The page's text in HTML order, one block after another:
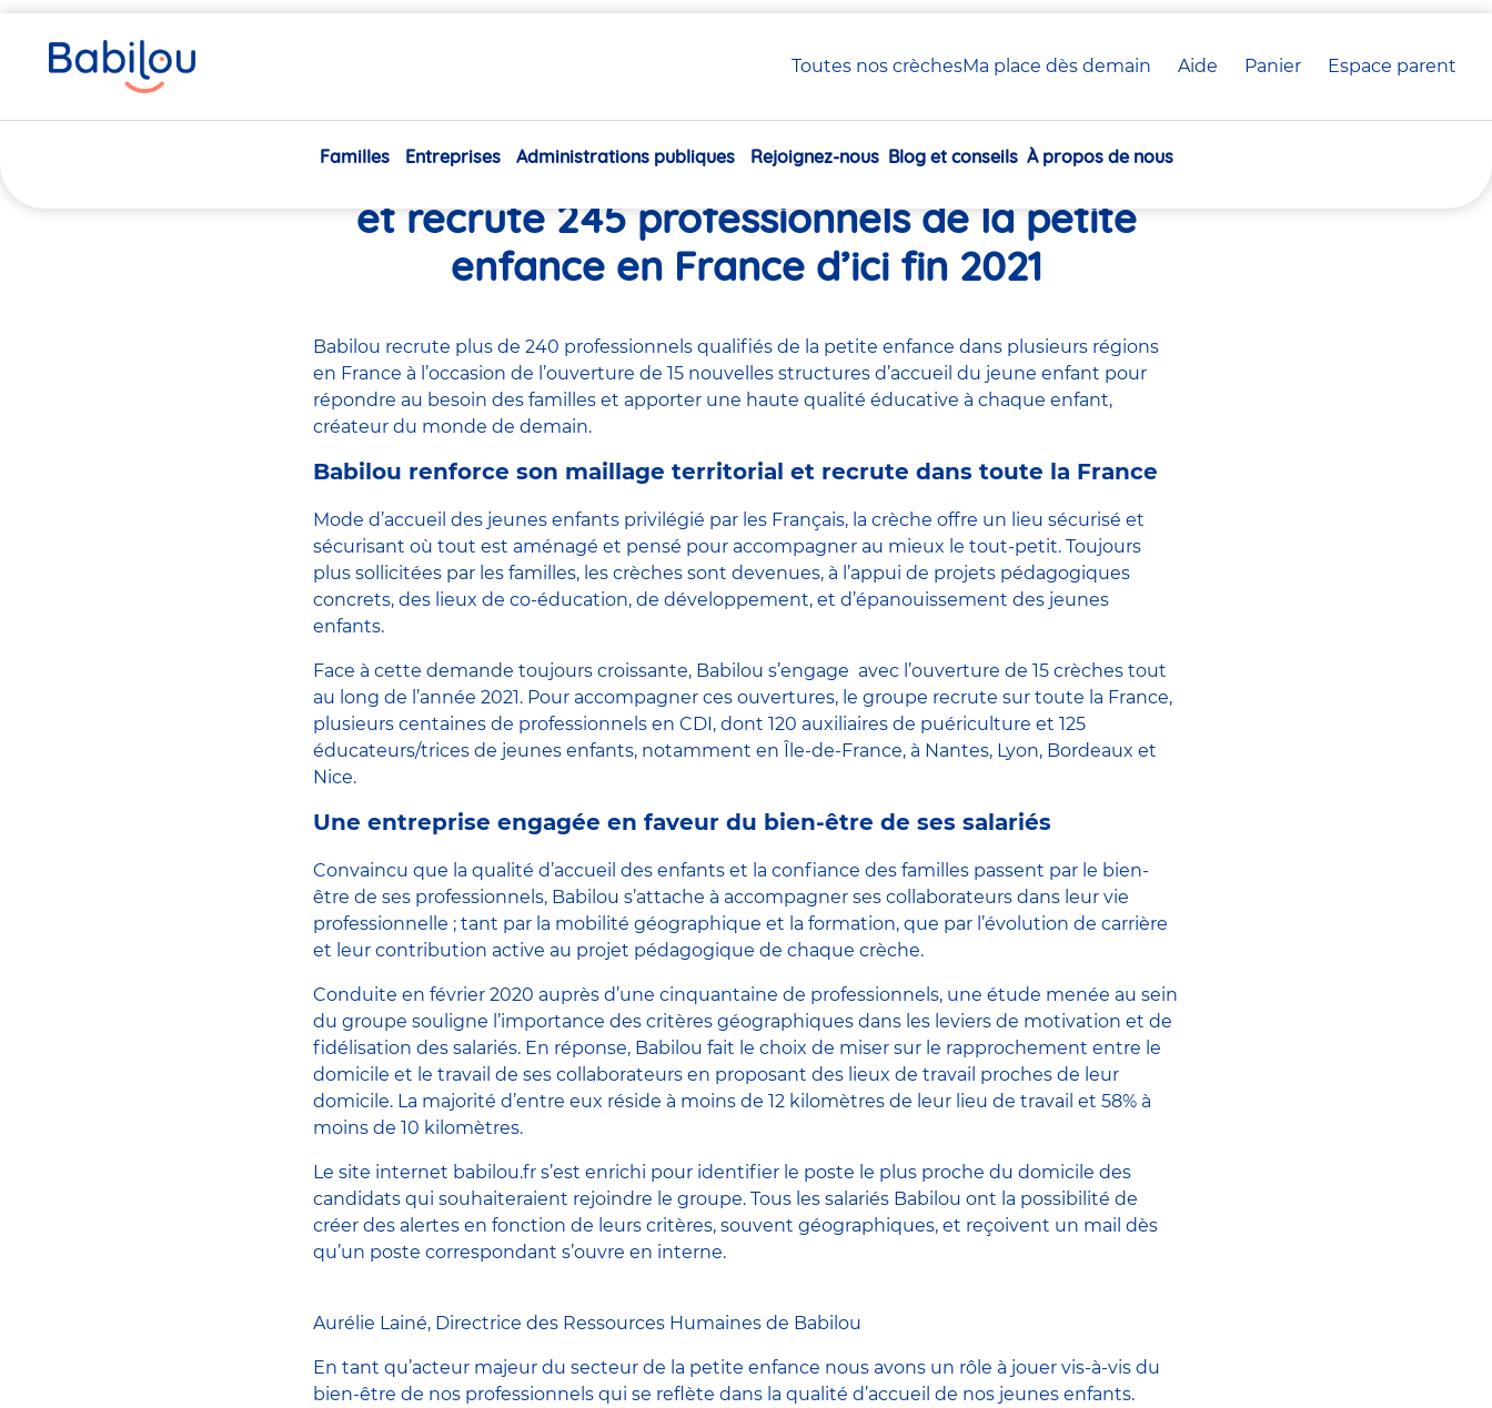
Toutes nos crèchesMa place dès demain Aide Panier crèche(s)
Espace parent
Navigation
Familles Entreprises Administrations publiques Rejoignez-nous Blog et conseils À propos de nous
êtes
ici
Emploi : Babilou ouvre 15 nouvelles crèches
et recrute 245 professionnels de la petite
enfance en France d’ici fin 2021
Babilou recrute plus de 240 professionnels qualifiés de la petite enfance dans plusieurs régions
en France à l’occasion de l’ouverture de 15 nouvelles structures d’accueil du jeune enfant pour
répondre au besoin des familles et apporter une haute qualité éducative à chaque enfant,
créateur du monde de demain.
Babilou renforce son maillage territorial et recrute dans toute la France
Mode d’accueil des jeunes enfants privilégié par les Français, la crèche offre un lieu sécurisé et
sécurisant où tout est aménagé et pensé pour accompagner au mieux le tout-petit. Toujours
plus sollicitées par les familles, les crèches sont devenues, à l’appui de projets pédagogiques
concrets, des lieux de co-éducation, de développement, et d’épanouissement des jeunes
enfants.
Face à cette demande toujours croissante, Babilou s’engage avec l’ouverture de 15 crèches tout
au long de l’année 2021. Pour accompagner ces ouvertures, le groupe recrute sur toute la France,
plusieurs centaines de professionnels en CDI, dont 120 auxiliaires de puériculture et 125
éducateurs/trices de jeunes enfants, notamment en Île-de-France, à Nantes, Lyon, Bordeaux et
Nice.
Une entreprise engagée en faveur du bien-être de ses salariés
Convaincu que la qualité d’accueil des enfants et la confiance des familles passent par le bien-
être de ses professionnels, Babilou s’attache à accompagner ses collaborateurs dans leur vie
professionnelle ; tant par la mobilité géographique et la formation, que par l’évolution de carrière
et leur contribution active au projet pédagogique de chaque crèche.
Conduite en février 2020 auprès d’une cinquantaine de professionnels, une étude menée au sein
du groupe souligne l’importance des critères géographiques dans les leviers de motivation et de
fidélisation des salariés. En réponse, Babilou fait le choix de miser sur le rapprochement entre le
domicile et le travail de ses collaborateurs en proposant des lieux de travail proches de leur
domicile. La majorité d’entre eux réside à moins de 12 kilomètres de leur lieu de travail et 58% à
moins de 10 kilomètres.
Le site internet babilou.fr s’est enrichi pour identifier le poste le plus proche du domicile des
candidats qui souhaiteraient rejoindre le groupe. Tous les salariés Babilou ont la possibilité de
créer des alertes en fonction de leurs critères, souvent géographiques, et reçoivent un mail dès
qu’un poste correspondant s’ouvre en interne.
Aurélie Lainé, Directrice des Ressources Humaines de Babilou
En tant qu’acteur majeur du secteur de la petite enfance nous avons un rôle à jouer vis-à-vis du
bien-être de nos professionnels qui se reflète dans la qualité d’accueil de nos jeunes enfants.